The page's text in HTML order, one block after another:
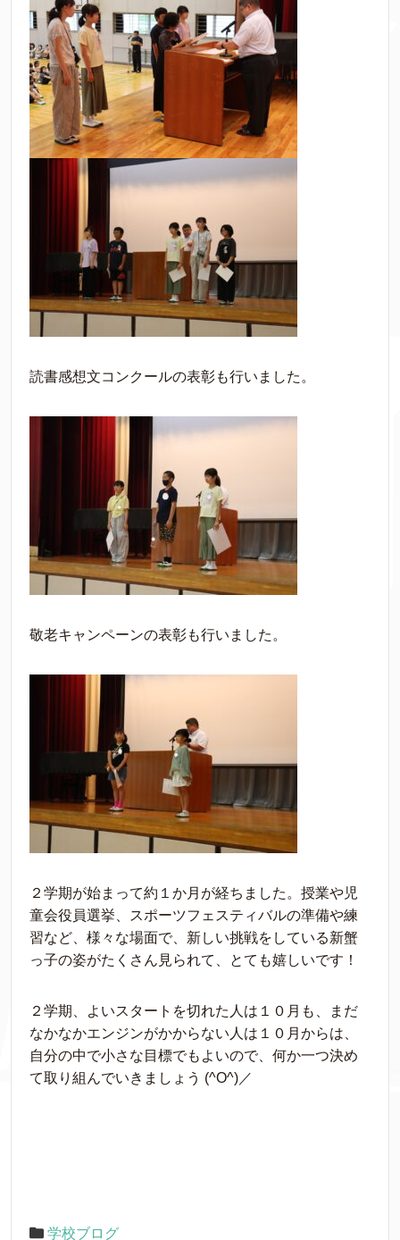
読書感想文コンクールの表彰も行いました。
敬老キャンペーンの表彰も行いました。
２学期が始まって約１か月が経ちました。授業や児
童会役員選挙、スポーツフェスティバルの準備や練
習など、様々な場面で、新しい挑戦をしている新蟹
っ子の姿がたくさん見られて、とても嬉しいです！
２学期、よいスタートを切れた人は１０月も、まだ
なかなかエンジンがかからない人は１０月からは、
自分の中で小さな目標でもよいので、何か一つ決め
て取り組んでいきましょう (^O^)／
学校ブログ